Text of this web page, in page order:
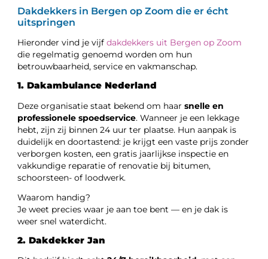
Dakdekkers in Bergen op Zoom die er écht
uitspringen
Hieronder vind je vijfdakdekkers uit Bergen op Zoom
die regelmatig genoemd worden om hun
betrouwbaarheid, service en vakmanschap.
1. Dakambulance Nederland
Deze organisatie staat bekend om haarsnelle en
professionele spoedservice. Wanneer je een lekkage
hebt, zijn zij binnen 24 uur ter plaatse. Hun aanpak is
duidelijk en doortastend: je krijgt een vaste prijs zonder
verborgen kosten, een gratis jaarlijkse inspectie en
vakkundige reparatie of renovatie bij bitumen,
schoorsteen- of loodwerk.
Waarom handig?
Je weet precies waar je aan toe bent — en je dak is
weer snel waterdicht.
2. Dakdekker Jan